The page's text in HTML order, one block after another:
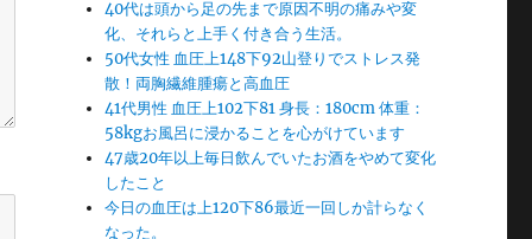
40代は頭から足の先まで原因不明の痛みや変
化、それらと上手く付き合う生活。
50代女性 血圧上148下92山登りでストレス発
散！両胸繊維腫瘍と高血圧
41代男性 血圧上102下81 身長：180cm 体重：
58kgお風呂に浸かることを心がけています
47歳20年以上毎日飲んでいたお酒をやめて変化
したこと
今日の血圧は上120下86最近一回しか計らなく
なった。